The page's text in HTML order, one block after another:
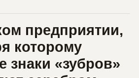
предприятии,
которому
знаки «зубров»